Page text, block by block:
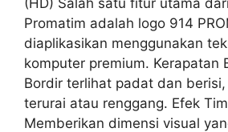
Promatim adalah logo 914
diaplikasikan menggunakan
komputer premium. Kerapatan
Bordir terlihat padat dan
terurai atau renggang. Efek
Memberikan dimensi visual